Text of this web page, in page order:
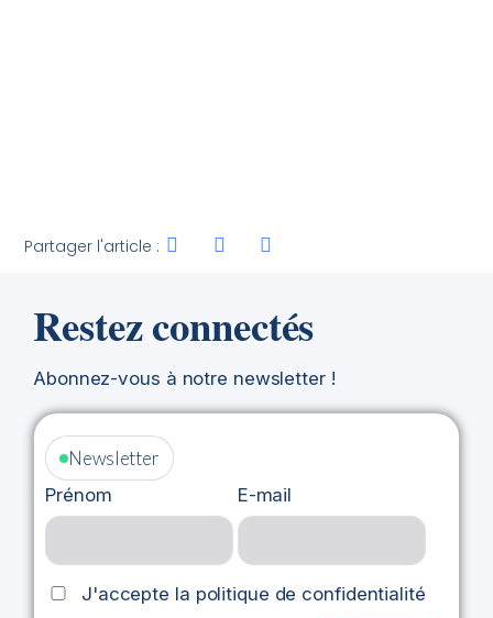
Partager l'article :
Restez connectés
Abonnez-vous à notre newsletter !
Newsletter
Prénom E-mail
J'accepte la politique de confidentialité